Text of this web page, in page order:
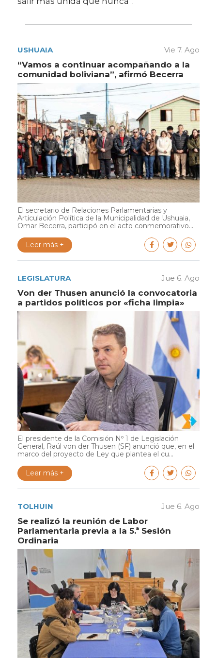
USHUAIA Vie 7. Ago
“Vamos a continuar acompañando a la
comunidad boliviana”, afirmó Becerra
El secretario de Relaciones Parlamentarias y
Articulación Política de la Municipalidad de Ushuaia,
Omar Becerra, participó en el acto conmemorativo...
Leer más +
LEGISLATURA Jue 6. Ago
Von der Thusen anunció la convocatoria
a partidos políticos por «ficha limpia»
El presidente de la Comisión Nº 1 de Legislación
General, Raúl von der Thusen (SF) anunció que, en el
marco del proyecto de Ley que plantea el cu...
Leer más +
TOLHUIN Jue 6. Ago
Se realizó la reunión de Labor
Parlamentaria previa a la 5.ª Sesión
Ordinaria